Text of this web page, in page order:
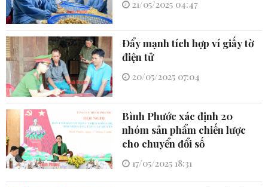
21/05/2025 04:47
Ðẩy mạnh tích hợp ví giấy tờ
điện tử
20/05/2025 07:04
Bình Phước xác định 20
nhóm sản phẩm chiến lược
cho chuyển đổi số
17/05/2025 18:31